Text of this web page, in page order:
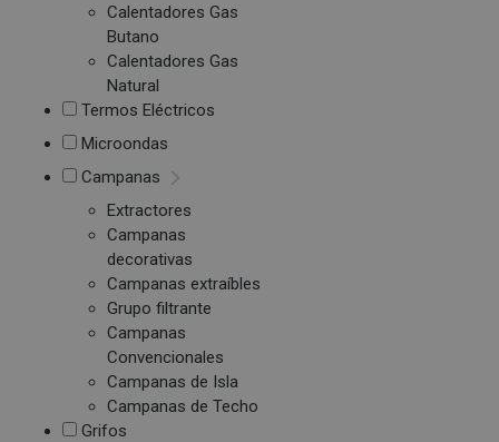
Calentadores Gas
Butano
Calentadores Gas
Natural
Termos Eléctricos
Microondas
Campanas
Extractores
Campanas
decorativas
Campanas extraíbles
Grupo filtrante
Campanas
Convencionales
Campanas de Isla
Campanas de Techo
Grifos